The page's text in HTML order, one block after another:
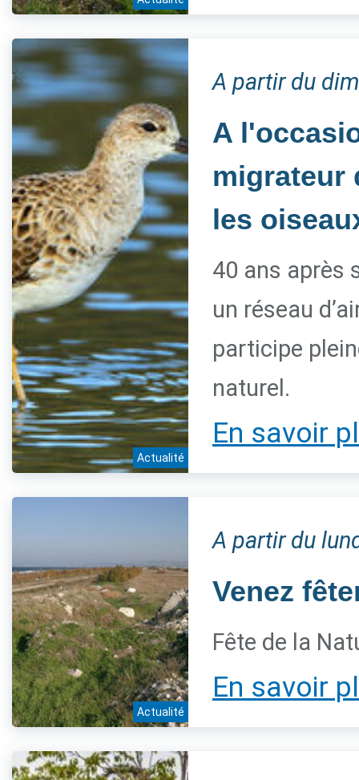
Actualité
A partir du
A
migrateur
les
40 ans après
un réseau
participe
naturel.
En savoir
Actualité
A partir du
Venez
Fête de la
En savoir